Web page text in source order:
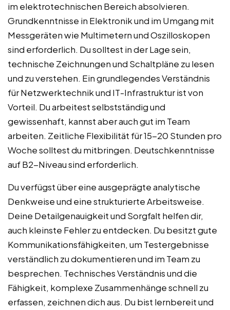
im elektrotechnischen Bereich absolvieren.
Grundkenntnisse in Elektronik und im Umgang mit
Messgeräten wie Multimetern und Oszilloskopen
sind erforderlich. Du solltest in der Lage sein,
technische Zeichnungen und Schaltpläne zu lesen
und zu verstehen. Ein grundlegendes Verständnis
für Netzwerktechnik und IT-Infrastruktur ist von
Vorteil. Du arbeitest selbstständig und
gewissenhaft, kannst aber auch gut im Team
arbeiten. Zeitliche Flexibilität für 15-20 Stunden pro
Woche solltest du mitbringen. Deutschkenntnisse
auf B2-Niveau sind erforderlich.
Du verfügst über eine ausgeprägte analytische
Denkweise und eine strukturierte Arbeitsweise.
Deine Detailgenauigkeit und Sorgfalt helfen dir,
auch kleinste Fehler zu entdecken. Du besitzt gute
Kommunikationsfähigkeiten, um Testergebnisse
verständlich zu dokumentieren und im Team zu
besprechen. Technisches Verständnis und die
Fähigkeit, komplexe Zusammenhänge schnell zu
erfassen, zeichnen dich aus. Du bist lernbereit und